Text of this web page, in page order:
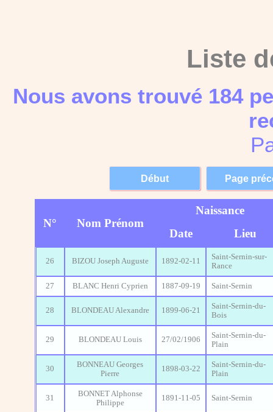
Liste
Nous avons trouvé 184
N° Nom Prénom
Naissance
Date
Lieu
26 BIZOU Joseph Auguste 1892-02-11
Saint-Sernin-sur-
Rance
27 BLANC Henri Cyprien 1887-09-19 Saint-Sernin
28 BLONDEAU Alexandre 1899-06-21
Saint-Sernin-du-
Bois
29 BLONDEAU Louis 27/02/1906
Saint-Sernin-du-
Plain
30
BONNEAU Georges
Pierre
1898-03-22
Saint-Sernin-du-
Plain
31
BONNET Alphonse
Philippe
1891-11-05 Saint-Sernin